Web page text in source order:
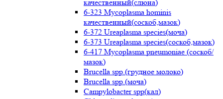
качественный(слюна)
6-323 Mycoplasma hominis
качественный(соскоб,мазок)
6-372 Ureaplasma species(моча)
6-373 Ureaplasma species(соскоб,мазок)
6-417 Mycoplasma pneumoniae (соскоб/
мазок)
Brucella spp.(грудное молоко)
Brucella spp.(моча)
Campylobacter spp(кал)